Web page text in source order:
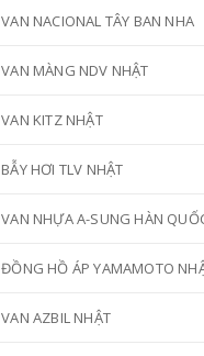
VAN NACIONAL TÂY BAN NHA
VAN MÀNG NDV NHẬT
VAN KITZ NHẬT
BẪY HƠI TLV NHẬT
VAN NHỰA A-SUNG HÀN
ĐỒNG HỒ ÁP YAMAMOTO
VAN AZBIL NHẬT